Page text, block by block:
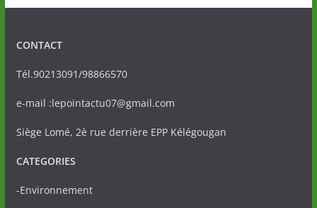
CONTACT
Tél.90213091/98866570
e-mail :lepointactu07@gmail.com
Siège Lomé, 2è rue derrière EPP Kélégougan
CATEGORIES
-Environnement